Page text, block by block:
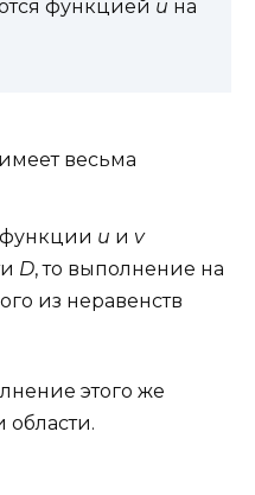
функцией u на
весьма
функции u и v
D, то выполнение на
из неравенств
этого же
области.